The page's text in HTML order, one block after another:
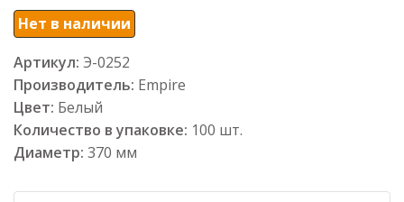
Нет в наличии
Артикул: Э-0252
Производитель: Empire
Цвет: Белый
Количество в упаковке: 100 шт.
Диаметр: 370 мм